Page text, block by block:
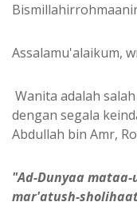
Assalamu'alaikum,
Wanita adalah
dengan segala
Abdullah bin Amr,
"Ad-Dunyaa
mar'atush-